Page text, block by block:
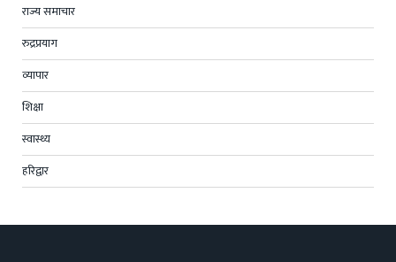
राज्य समाचार
रुद्रप्रयाग
व्यापार
शिक्षा
स्वास्थ्य
हरिद्वार